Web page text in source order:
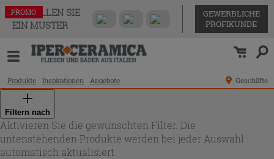
BESTELLEN SIE
EIN MUSTER
GEWERBLICHE
PROFIKUNDE
Produkte Inspirationen Angebote Geschäfte
Filtern nach
Aktivieren Sie die gewünschten Filter. Die
untenstehenden Produkte werden bei jeder Auswahl
automatisch aktualisiert.
PROMO
PROMO